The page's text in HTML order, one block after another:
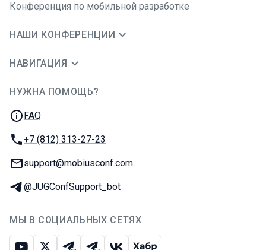
Конференция по мобильной разработке
НАШИ КОНФЕРЕНЦИИ
НАВИГАЦИЯ
НУЖНА ПОМОЩЬ?
FAQ
Телефон:
+7 (812) 313-27-23
E-mail:
support@mobiusconf.com
Телеграм:
@JUGConfSupport_bot
МЫ В СОЦИАЛЬНЫХ СЕТЯХ